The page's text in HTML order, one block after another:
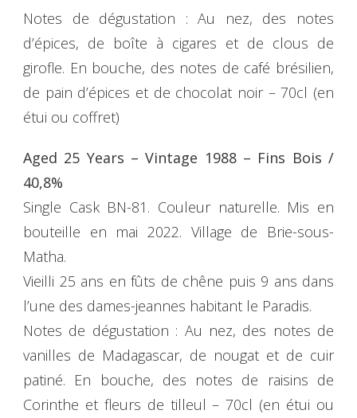
Notes de dégustation : Au nez, des notes
d’épices, de boîte à cigares et de clous de
girofle. En bouche, des notes de café brésilien,
de pain d’épices et de chocolat noir – 70cl (en
étui ou coffret)
Aged 25 Years – Vintage 1988 – Fins Bois /
40,8%
Single Cask BN-81. Couleur naturelle. Mis en
bouteille en mai 2022. Village de Brie-sous-
Matha.
Vieilli 25 ans en fûts de chêne puis 9 ans dans
l’une des dames-jeannes habitant le Paradis.
Notes de dégustation : Au nez, des notes de
vanilles de Madagascar, de nougat et de cuir
patiné. En bouche, des notes de raisins de
Corinthe et fleurs de tilleul – 70cl (en étui ou